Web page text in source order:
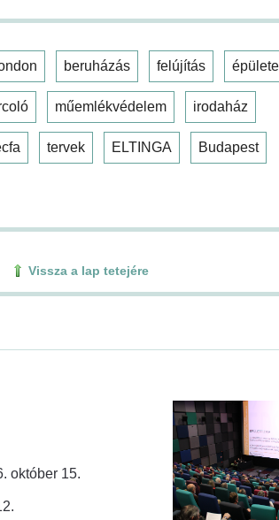
beruházás felújítás
műemlékvédelem irodaház
tervek ELTINGA Budapest
Vissza a lap tetejére
október 15.